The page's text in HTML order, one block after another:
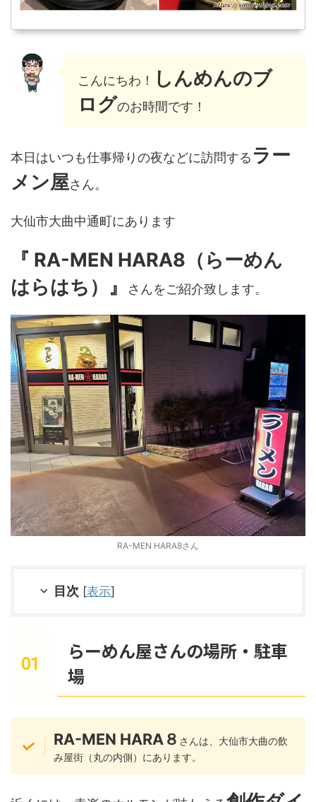
こんにちわ！
しんめんのブ
ログのお時間です！
本日はいつも仕事帰りの夜などに訪問する ラー
メン屋さん。
大仙市大曲中通町にあります
『 RA-MEN HARA8（らーめん
はらはち）』
さんをご紹介致します。
RA-MEN HARA8さん
目次 [表示]
らーめん屋さんの場所・駐車
場
RA-MEN HARA８ さんは、大仙市大曲の飲
み屋街（丸の内側）にあります。